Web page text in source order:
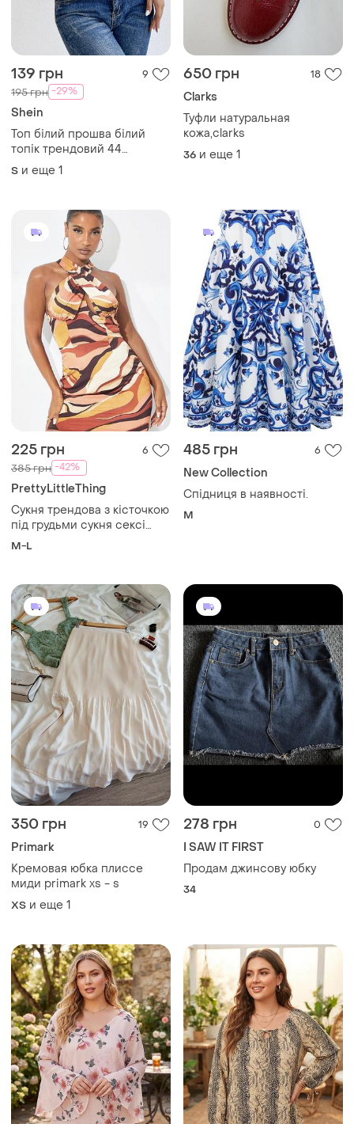
139 грн 9
195 грн -29%
Shein
Топ білий прошва білий
топік трендовий 44
розпродаж
S и еще 1
650 грн 18
Clarks
Туфли натуральная
кожа,clarks
36 и еще 1
225 грн 6
385 грн -42%
PrettyLittleThing
Сукня трендова з кісточкою
під грудьми сукня сексі
плаття plt розпродаж 46 48
M-L
485 грн 6
New Collection
Спідниця в наявності.
M
350 грн 19
Primark
Кремовая юбка плиссе
миди primark xs - s
ХS и еще 1
278 грн 0
I SAW IT FIRST
Продам джинсову юбку
34